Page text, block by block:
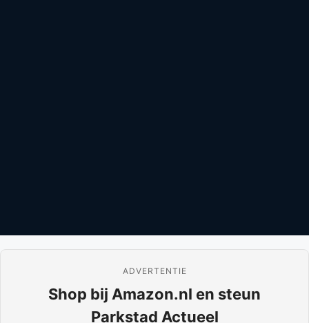
ADVERTENTIE
Shop bij Amazon.nl en steun
Parkstad Actueel